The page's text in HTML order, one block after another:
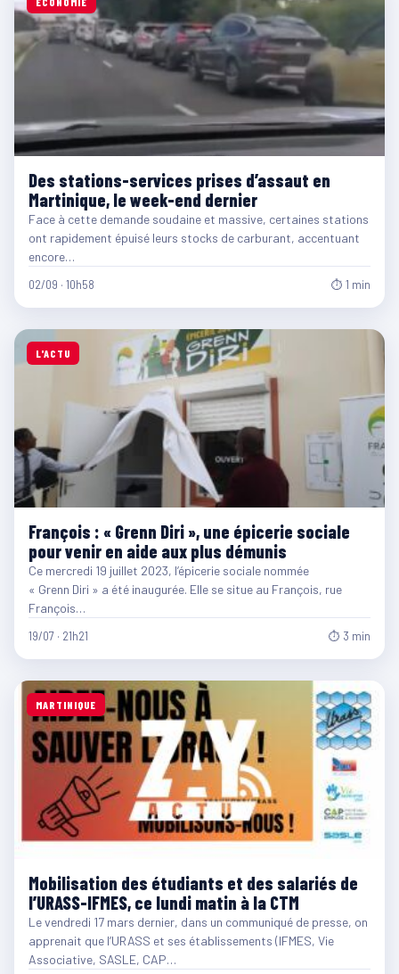
Des stations-services prises d’assaut en
Martinique, le week-end dernier
Face à cette demande soudaine et massive, certaines stations
ont rapidement épuisé leurs stocks de carburant, accentuant
encore…
02/09 · 10h58 ⏱ 1 min
L'ACTU
François : « Grenn Diri », une épicerie sociale
pour venir en aide aux plus démunis
Ce mercredi 19 juillet 2023, l’épicerie sociale nommée
« Grenn Diri » a été inaugurée. Elle se situe au François, rue
François…
19/07 · 21h21 ⏱ 3 min
MARTINIQUE
Mobilisation des étudiants et des salariés de
l’URASS-IFMES, ce lundi matin à la CTM
Le vendredi 17 mars dernier, dans un communiqué de presse, on
apprenait que l’URASS et ses établissements (IFMES, Vie
Associative, SASLE, CAP…